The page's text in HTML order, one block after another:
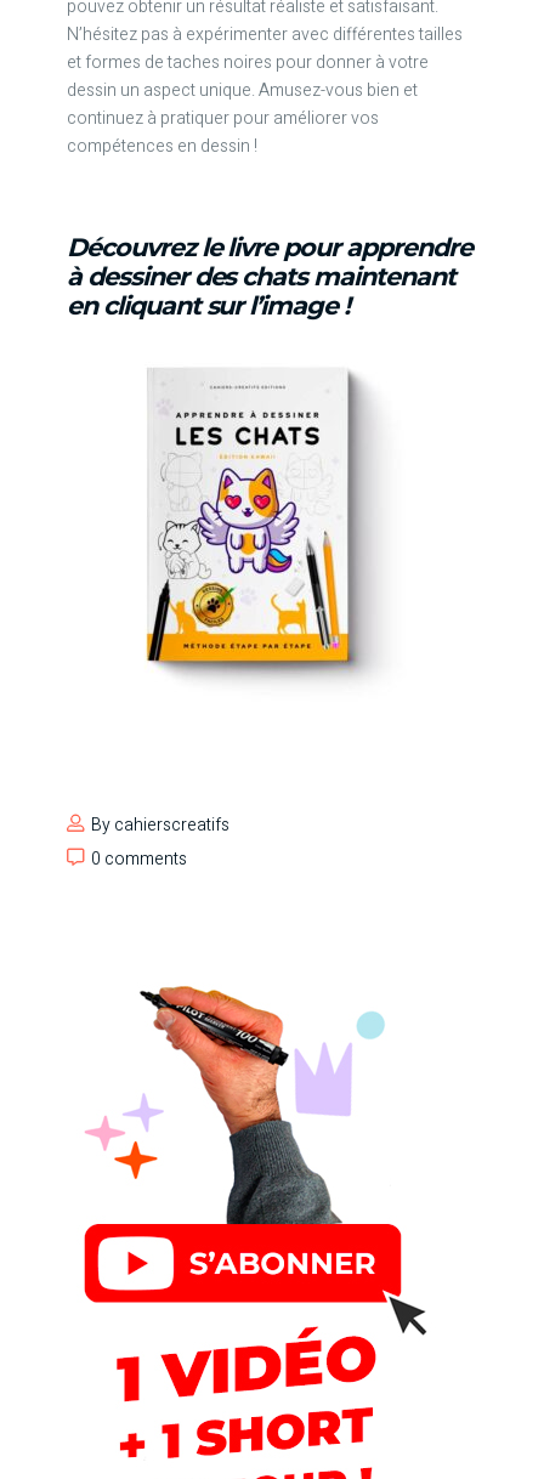
pouvez obtenir un résultat réaliste et satisfaisant.
N’hésitez pas à expérimenter avec différentes tailles
et formes de taches noires pour donner à votre
dessin un aspect unique. Amusez-vous bien et
continuez à pratiquer pour améliorer vos
compétences en dessin !
Découvrez le livre pour apprendre
à dessiner des chats maintenant
en cliquant sur l’image !
Bycahierscreatifs
0 comments
0 comments